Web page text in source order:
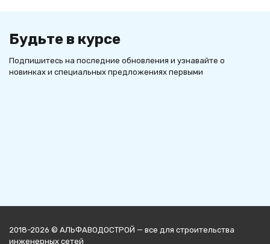
Будьте в курсе
Подпишитесь на последние обновления и узнавайте о
новинках и специальных предложениях первыми
2018-2026 © АЛЬФАВОДОСТРОЙ — все для строительства
инженерных сетей